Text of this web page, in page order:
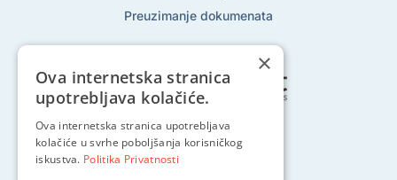
Preuzimanje dokumenata
Pratite nas na:
×
Ova internetska stranica
upotrebljava kolačiće.
Ova internetska stranica upotrebljava
kolačiće u svrhe poboljšanja korisničkog
iskustva. Politika Privatnosti